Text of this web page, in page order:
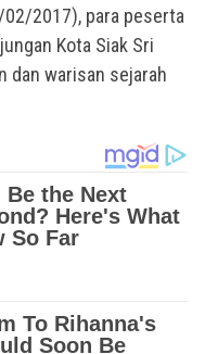
2017), para peserta
Kota Siak Sri
dan warisan sejarah